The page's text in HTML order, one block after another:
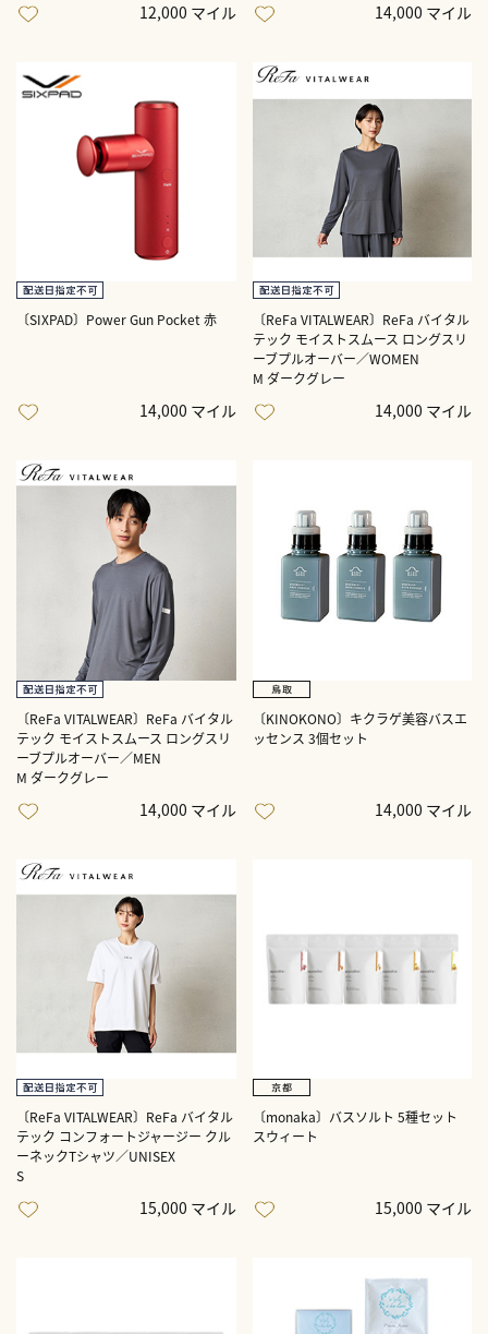
12,000 マイル 14,000 マイル
〔SIXPAD〕Power Gun Pocket 赤
14,000 マイル
〔ReFa VITALWEAR〕ReFa バイタル
テック モイストスムース ロングスリ
ーブプルオーバー／WOMEN
M ダークグレー
14,000 マイル
〔ReFa VITALWEAR〕ReFa バイタル
テック モイストスムース ロングスリ
ーブプルオーバー／MEN
M ダークグレー
14,000 マイル
〔KINOKONO〕キクラゲ美容バスエ
ッセンス 3個セット
14,000 マイル
〔ReFa VITALWEAR〕ReFa バイタル
テック コンフォートジャージー クル
ーネックTシャツ／UNISEX
S
15,000 マイル
〔monaka〕バスソルト 5種セット
スウィート
15,000 マイル